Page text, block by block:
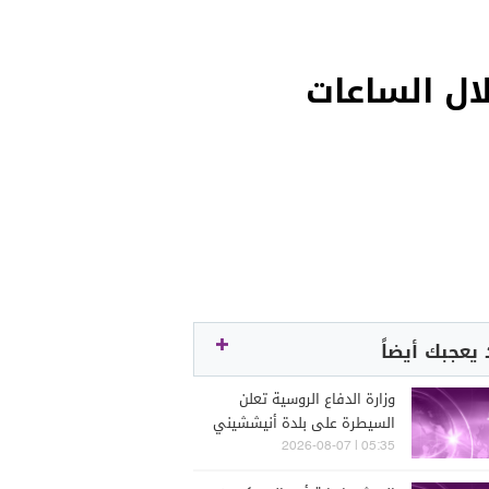
الساعات
يعجبك أيضاً
وزارة الدفاع الروسية تعلن
السيطرة على بلدة أنيششيني
في مقاطعة خاركيف
05:35 | 2026-08-07